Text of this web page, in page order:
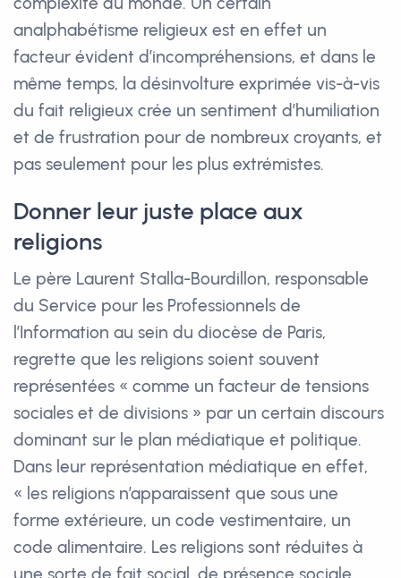
analphabétisme religieux est en effet un
facteur évident d’incompréhensions, et dans le
même temps, la désinvolture exprimée vis-à-vis
du fait religieux crée un sentiment d’humiliation
et de frustration pour de nombreux croyants, et
pas seulement pour les plus extrémistes.
Donner leur juste place aux
religions
Le père Laurent Stalla-Bourdillon, responsable
du Service pour les Professionnels de
l’Information au sein du diocèse de Paris,
regrette que les religions soient souvent
représentées « comme un facteur de tensions
sociales et de divisions » par un certain discours
dominant sur le plan médiatique et politique.
Dans leur représentation médiatique en effet,
« les religions n’apparaissent que sous une
forme extérieure, un code vestimentaire, un
code alimentaire. Les religions sont réduites à